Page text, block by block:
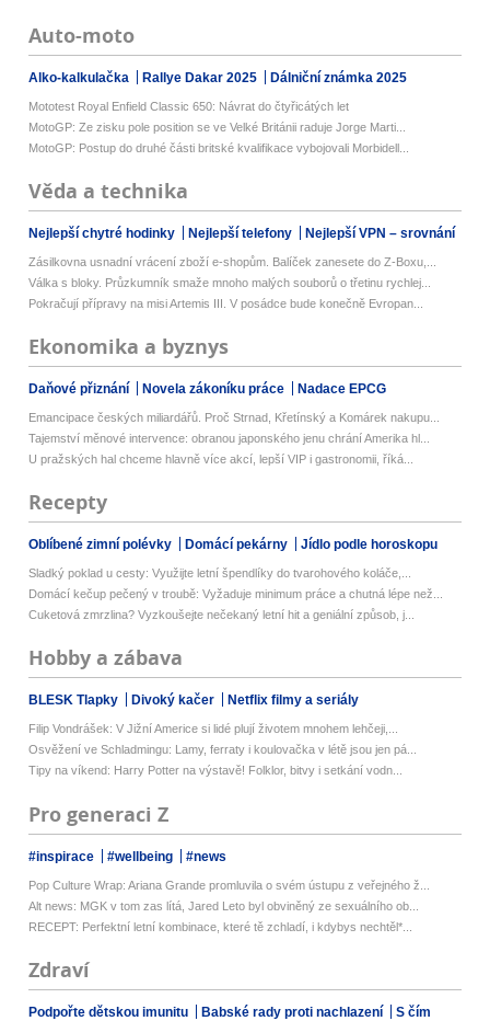
Auto-moto
Alko-kalkulačka Rallye Dakar 2025 Dálniční známka 2025
Mototest Royal Enfield Classic 650: Návrat do čtyřicátých let
MotoGP: Ze zisku pole position se ve Velké Británii raduje Jorge Marti...
MotoGP: Postup do druhé části britské kvalifikace vybojovali Morbidell...
Věda a technika
Nejlepší chytré hodinky Nejlepší telefony Nejlepší VPN – srovnání
Zásilkovna usnadní vrácení zboží e-shopům. Balíček zanesete do Z-Boxu,...
Válka s bloky. Průzkumník smaže mnoho malých souborů o třetinu rychlej...
Pokračují přípravy na misi Artemis III. V posádce bude konečně Evropan...
Ekonomika a byznys
Daňové přiznání Novela zákoníku práce Nadace EPCG
Emancipace českých miliardářů. Proč Strnad, Křetínský a Komárek nakupu...
Tajemství měnové intervence: obranou japonského jenu chrání Amerika hl...
U pražských hal chceme hlavně více akcí, lepší VIP i gastronomii, říká...
Recepty
Oblíbené zimní polévky Domácí pekárny Jídlo podle horoskopu
Sladký poklad u cesty: Využijte letní špendlíky do tvarohového koláče,...
Domácí kečup pečený v troubě: Vyžaduje minimum práce a chutná lépe než...
Cuketová zmrzlina? Vyzkoušejte nečekaný letní hit a geniální způsob, j...
Hobby a zábava
BLESK Tlapky Divoký kačer Netflix filmy a seriály
Filip Vondrášek: V Jižní Americe si lidé plují životem mnohem lehčeji,...
Osvěžení ve Schladmingu: Lamy, ferraty i koulovačka v létě jsou jen pá...
Tipy na víkend: Harry Potter na výstavě! Folklor, bitvy i setkání vodn...
Pro generaci Z
#inspirace #wellbeing #news
Pop Culture Wrap: Ariana Grande promluvila o svém ústupu z veřejného ž...
Alt news: MGK v tom zas lítá, Jared Leto byl obviněný ze sexuálního ob...
RECEPT: Perfektní letní kombinace, které tě zchladí, i kdybys nechtěl*...
Zdraví
Podpořte dětskou imunitu Babské rady proti nachlazení
S čím